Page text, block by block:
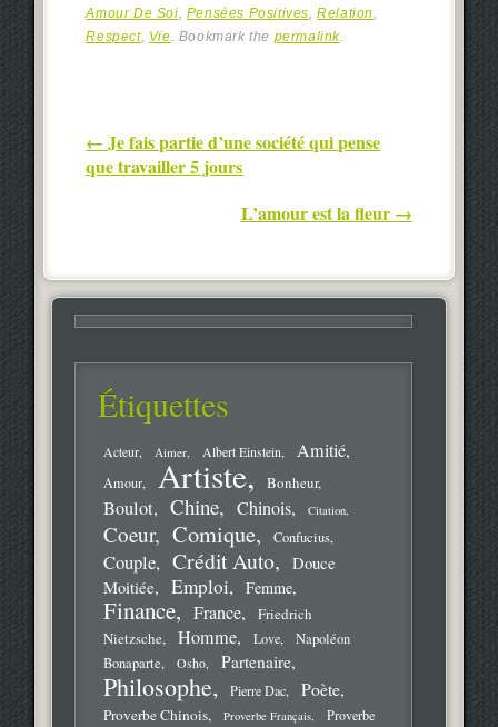
Amour De Soi, Pensées Positives,Relation,
Respect, Vie. Bookmark the permalink.
Post navigation
← Je fais partie d’une société qui pense
que travailler 5 jours
L’amour est la fleur →
Étiquettes
Acteur Aimer Albert Einstein Amitié
Amour Artiste Bonheur
Boulot Chine Chinois Citation
Coeur Comique Confucius
Couple Crédit Auto
Douce
Moitiée
Emploi Femme
Finance France
Friedrich
Nietzsche
Homme Love
Napoléon
Bonaparte
Osho Partenaire
Philosophe Pierre Dac Poète
Proverbe Chinois Proverbe Français
Proverbe